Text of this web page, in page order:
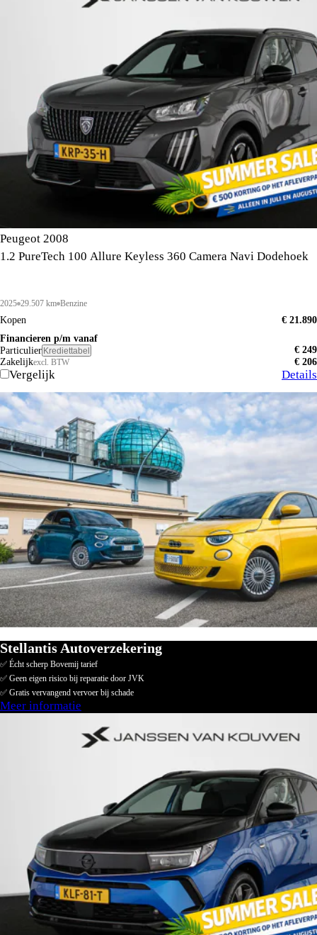
Peugeot 2008
1.2 PureTech 100 Allure Keyless 360 Camera Navi Dodehoek
2025 29.507 km Benzine
Kopen
€ 21.890
Financieren p/m vanaf
Particulier Krediettabel
€ 249
Zakelijkexcl. BTW € 206
Vergelijk Details
Stellantis Autoverzekering
✅ Écht scherp Bovemij tarief
✅ Geen eigen risico bij reparatie door JVK
✅ Gratis vervangend vervoer bij schade
Meer informatie